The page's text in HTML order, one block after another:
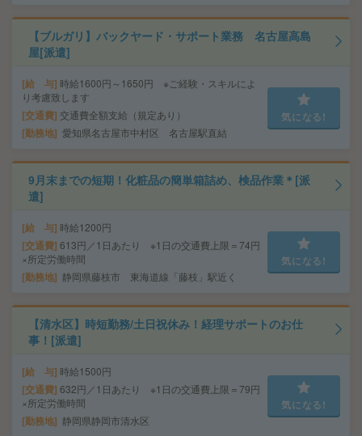
【ブルガリ】バックヤード・サポート業務 名古屋高島
屋[派遣]
給 与 時給1600円～1650円 ※ご経験・スキルによ
り考慮致します
交通費 交通費全額支給（規定あり）
勤務地 愛知県名古屋市中村区 名古屋駅直結
気になる!
9月末までの短期！化粧品の簡単箱詰め、検品作業＊[派
遣]
給 与 時給1200円
交通費 613円／1日あたり ※1日の交通費上限＝74円
×所定労働時間
勤務地 静岡県藤枝市 東海道線「藤枝」駅近く
気になる!
【清水区】時短勤務/土日祝休み！経理サポートのお仕
事！[派遣]
給 与 時給1500円
交通費 632円／1日あたり ※1日の交通費上限＝79円
×所定労働時間
勤務地 静岡県静岡市清水区
気になる!